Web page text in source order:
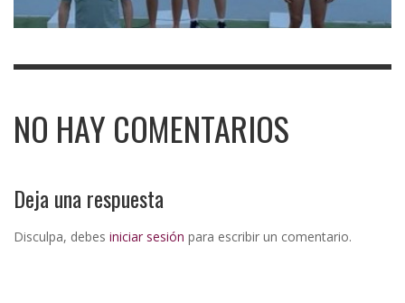
NO HAY COMENTARIOS
Deja una respuesta
Disculpa, debes iniciar sesión para escribir un comentario.